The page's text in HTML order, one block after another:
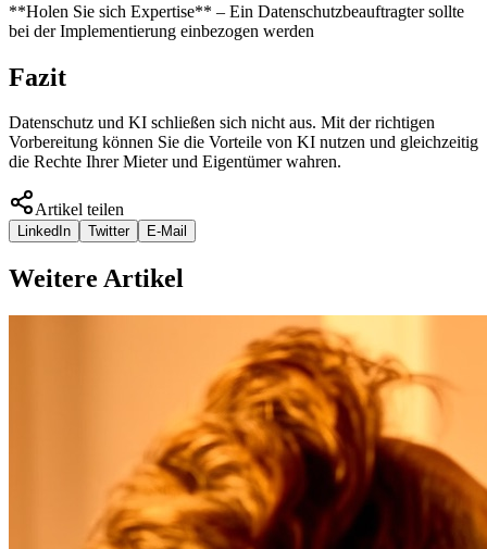
**Holen Sie sich Expertise** – Ein Datenschutzbeauftragter sollte
bei der Implementierung einbezogen werden
Fazit
Datenschutz und KI schließen sich nicht aus. Mit der richtigen
Vorbereitung können Sie die Vorteile von KI nutzen und gleichzeitig
die Rechte Ihrer Mieter und Eigentümer wahren.
Artikel teilen
LinkedIn Twitter E-Mail
Weitere Artikel